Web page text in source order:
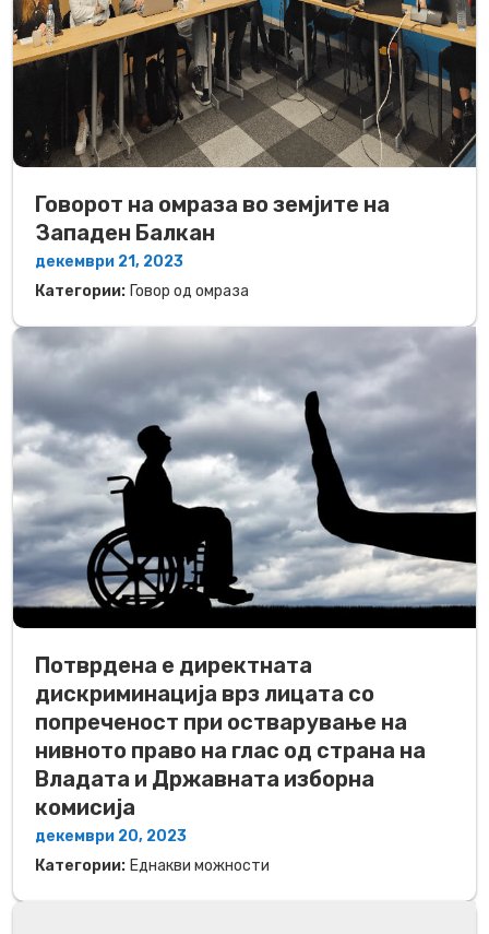
Говорот на омраза во земјите на
Западен Балкан
декември 21, 2023
Категории: Говор од омраза
Потврдена е директната
дискриминација врз лицата со
попреченост при остварување на
нивното право на глас од страна на
Владата и Државната изборна
комисија
декември 20, 2023
Категории: Еднакви можности